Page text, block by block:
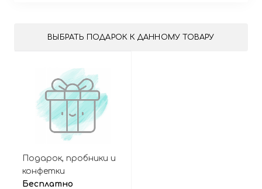
ВЫБРАТЬ ПОДАРОК К ДАННОМУ ТОВАРУ
Подарок, пробники и
конфетки
Бесплатно